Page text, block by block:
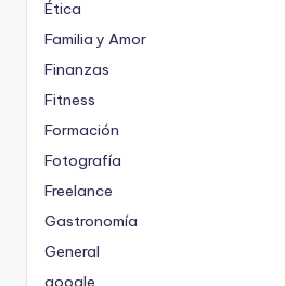
Ética
Familia y Amor
Finanzas
Fitness
Formación
Fotografía
Freelance
Gastronomía
General
google